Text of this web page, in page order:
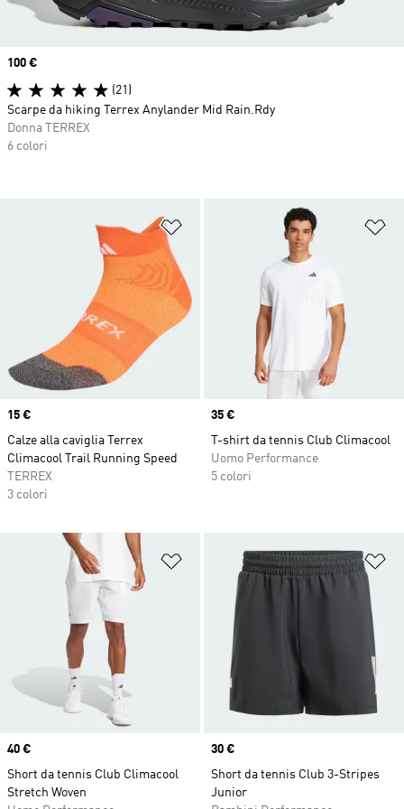
Aggiungi alla lista dei desideri
Price
15 €
Calze alla caviglia Terrex
Climacool Trail Running Speed
TERREX
3 colori
Price
35 €
T-shirt da tennis Club Climacool
Uomo Performance
5 colori
Aggiungi alla lista dei desideri
Price
40 €
Short da tennis Club Climacool
Stretch Woven
Price
30 €
Short da tennis Club 3-Stripes
Junior
Price
100 €
(21)
Scarpe da hiking Terrex Anylander Mid Rain.Rdy
Donna TERREX
6 colori